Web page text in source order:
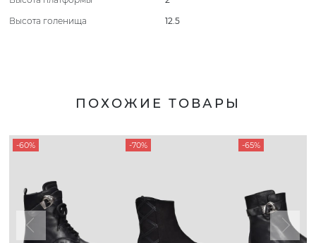
Высота голенища
12.5
ПОХОЖИЕ ТОВАРЫ
-60% -70% -65%